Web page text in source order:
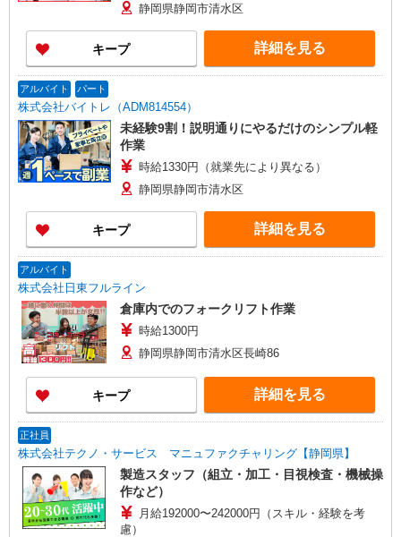
静岡県静岡市清水区
キープ 詳細を見る
アルバイト パート
株式会社バイトレ（ADM814554）
未経験9割！説明通りにやるだけのシンプル軽
作業
時給1330円（就業先により異なる）
静岡県静岡市清水区
キープ 詳細を見る
アルバイト
株式会社日東フルライン
倉庫内でのフォークリフト作業
時給1300円
静岡県静岡市清水区長崎86
キープ 詳細を見る
正社員
株式会社テクノ・サービス マニュファクチャリング【静岡県】
製造スタッフ（組立・加工・目視検査・機械操
作など）
月給192000〜242000円（スキル・経験を考
慮）